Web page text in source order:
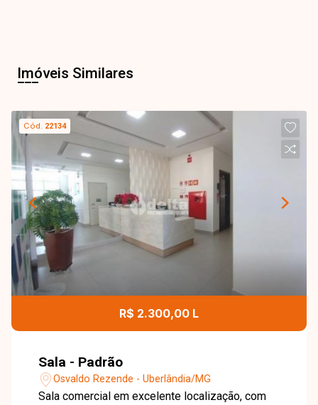
Imóveis Similares
Cód. 22134
R$ 2.300,00 L
Sala - Padrão
Osvaldo Rezende - Uberlândia/MG
Sala comercial em excelente localização, com